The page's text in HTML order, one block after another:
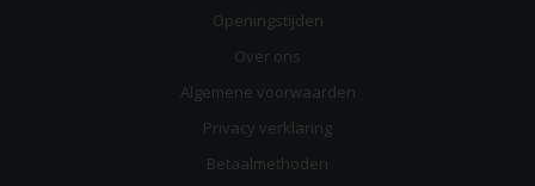
Openingstijden
Over ons
Algemene voorwaarden
Privacy verklaring
Betaalmethoden